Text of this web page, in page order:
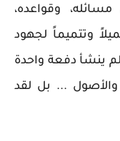
وقواعده،
وتتميماً لجهود
ينشأ دفعة واحدة
... بل لقد